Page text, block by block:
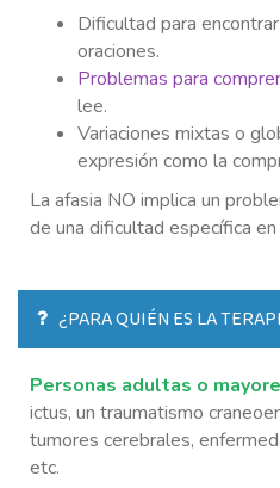
Dificultad para
oraciones.
Problemas para
lee.
Variaciones mixtas o
expresión como la
La afasia NO implica un
de una dificultad específica
¿PARA QUIÉN ES LA
Personas adultas o
ictus, un traumatismo
tumores cerebrales,
etc.